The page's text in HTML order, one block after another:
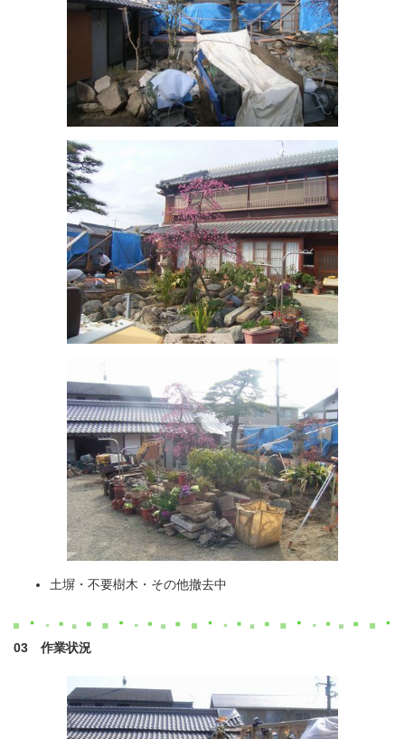
土塀・不要樹木・その他撤去中
03 作業状況